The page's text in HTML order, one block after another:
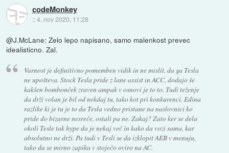
codeMonkey
::4. nov 2020, 11:28
@J.McLane: Zelo lepo napisano, samo malenkost prevec
idealisticno. Zal.
Varnost je definitivno pomemben vidik in ne mislit, da ga Tesla
ne upošteva. Stock Tesla pride z lane assist in ACC, dodajo še
kakšen bombonček zraven ampak v osnovi je to to. Tudi teženje
da drži volan je bil od nekdaj tu, tako kot pri konkurenci. Edina
razlike ki je tu je to da Tesla vedno pristane na naslovnici ko
pride do bizarne nesreče, ostali pa ne. Zakaj? Zato ker se dela
okoli Tesle tak hype da je nekaj več in kako da vozi sama, kar
absolutno ne drži. Pa tudi v Tesli se da izklopit AEB v menuju,
tako da se mirno zapika v stoječo oviro na AC.